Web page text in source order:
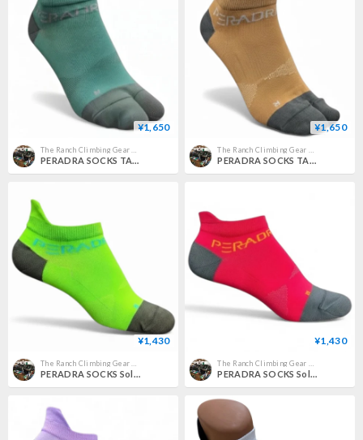
¥1,650
PERADRA SOCKS TABI Viridian
¥1,650
PERADRA SOCKS TABI Moca
¥1,430
The Ranch Climbing Gear Pro Shop
PERADRA SOCKS Solid Peridot
¥1,430
The Ranch Climbing Gear Pro Shop
PERADRA SOCKS Solid Ruby